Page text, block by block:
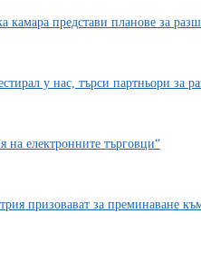
камара представи планове за
у нас, търси партньори за
на електронните търговци“
призовават за преминаване